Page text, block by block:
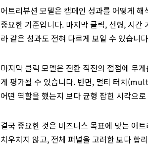
어트리뷰션 모델은 캠페인 성과를 어떻게
중요한 기준입니다. 마지막 클릭, 선형, 시
라 같은 성과도 전혀 다르게 보일 수 있습니
마지막 클릭 모델은 전환 직전의 접점에 무
게 평가될 수 있습니다. 반면, 멀티 터치
어떤 역할을 했는지 보다 균형 잡힌 시각으
결국 중요한 것은 비즈니스 목표에 맞는 어
치우치지 않고, 전체 퍼널을 고려한 보다 합